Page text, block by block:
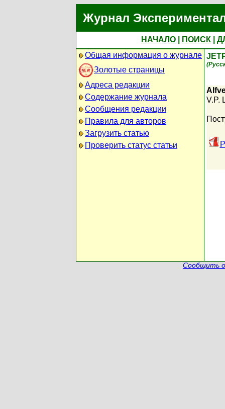
Журнал
НАЧАЛО ПОИСК
Общая информация о журнале
Золотые страницы
Адреса редакции
Содержание журнала
Сообщения редакции
Правила для авторов
Загрузить статью
Проверить статус статьи
V.P.
Сообщить о